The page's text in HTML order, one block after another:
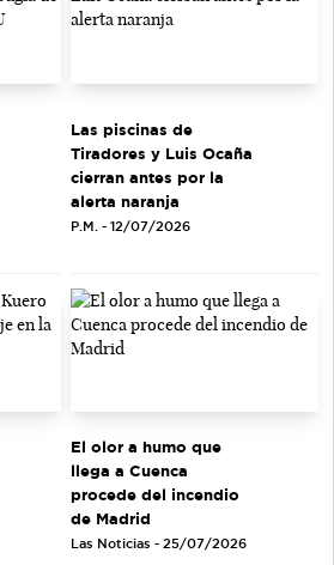
Las piscinas de
Tiradores y Luis Ocaña
cierran antes por la
alerta naranja
P.M. - 12/07/2026
El olor a humo que
llega a Cuenca
procede del incendio
de Madrid
Las Noticias - 25/07/2026